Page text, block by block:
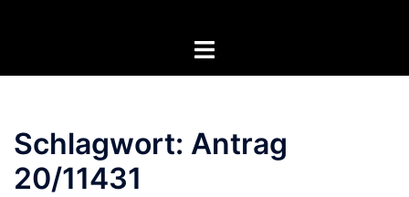
Menü
Schlagwort: Antrag
20/11431